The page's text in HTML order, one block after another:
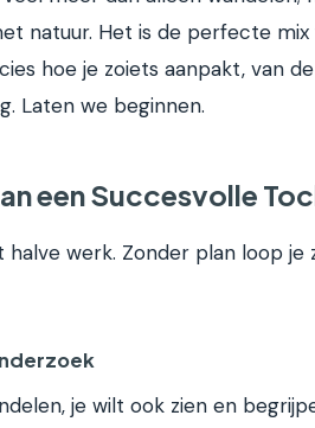
natuur. Het is de perfecte mix
hoe je zoiets aanpakt, van
Laten we beginnen.
een Succesvolle
werk. Zonder plan loop je
je wilt ook zien en